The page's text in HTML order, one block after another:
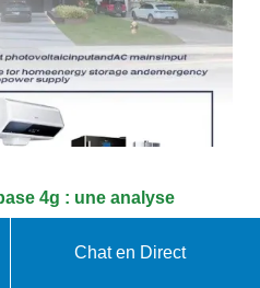
4g : une analyse
Chat en Direct